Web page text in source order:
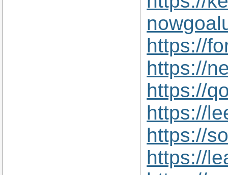
https://
https://
https://
https://
https://
https://